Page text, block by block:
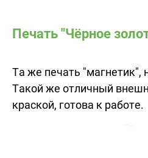
Печать "Чёрное
Та же печать "магнетик",
Такой же отличный
краской, готова к работе.